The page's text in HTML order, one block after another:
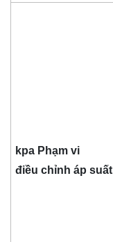
kpa Phạm vi
điều chỉnh áp suất